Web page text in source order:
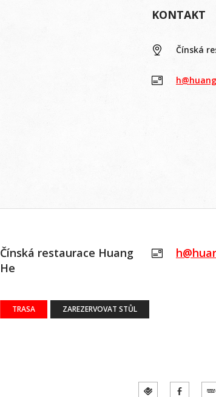
KONTAKT
Čínská
Čínská restaurace Huang
He
TRASA ZAREZERVOVAT STŮL